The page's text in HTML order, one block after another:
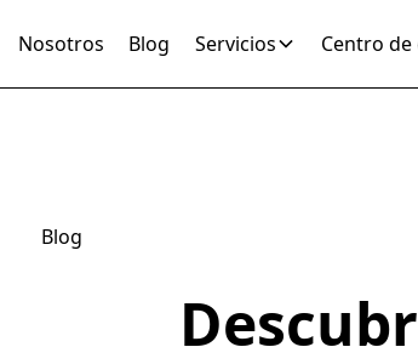
Nosotros Blog Servicios Centro
Blog